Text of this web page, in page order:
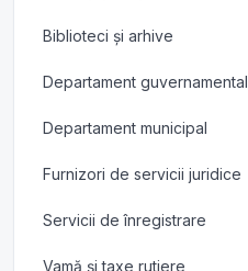
Biblioteci și arhive
Departament guvernamental
Departament municipal
Furnizori de servicii juridice
Servicii de înregistrare
Vamă și taxe rutiere